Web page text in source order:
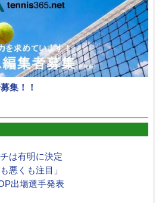
集！！
は有明に決定
悪くも注目」
出場選手発表